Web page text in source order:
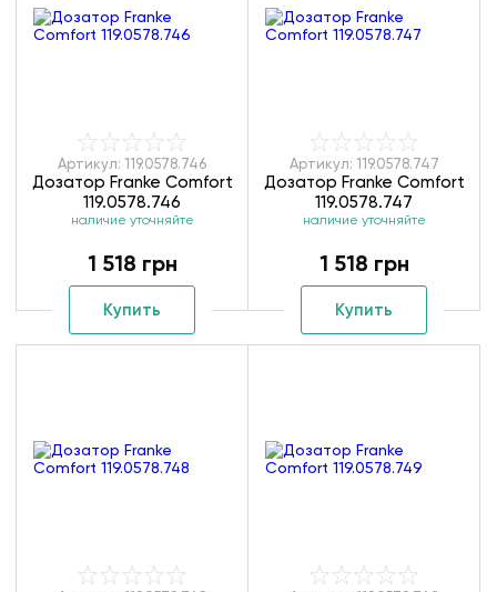
Артикул: 119.0578.746
Дозатор Franke Comfort
119.0578.746
наличие уточняйте
1 518 грн
Купить
Артикул: 119.0578.747
Дозатор Franke Comfort
119.0578.747
наличие уточняйте
1 518 грн
Купить